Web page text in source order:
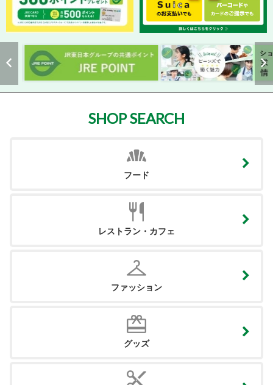
SHOP SEARCH
フード
レストラン・カフェ
ファッション
グッズ